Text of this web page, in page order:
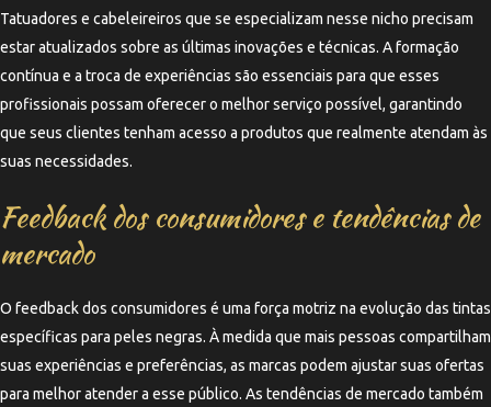
Tatuadores e cabeleireiros que se especializam nesse nicho precisam
estar atualizados sobre as últimas inovações e técnicas. A formação
contínua e a troca de experiências são essenciais para que esses
profissionais possam oferecer o melhor serviço possível, garantindo
que seus clientes tenham acesso a produtos que realmente atendam às
suas necessidades.
Feedback dos consumidores e tendências de
mercado
O feedback dos consumidores é uma força motriz na evolução das tintas
específicas para peles negras. À medida que mais pessoas compartilham
suas experiências e preferências, as marcas podem ajustar suas ofertas
para melhor atender a esse público. As tendências de mercado também